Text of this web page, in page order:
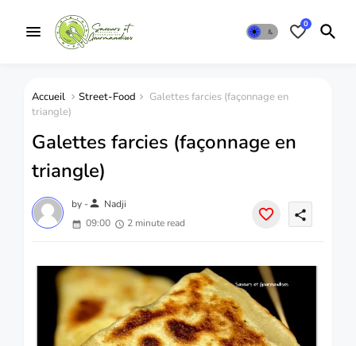
0
Accueil Street-Food
Galettes farcies (façonnage en
triangle)
Galettes farcies (façonnage en
triangle)
by -person Nadji
09:00
2 minute read
share